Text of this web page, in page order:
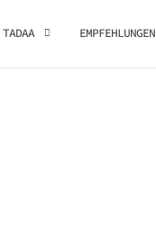
TADAA EMPFEHLUNGEN